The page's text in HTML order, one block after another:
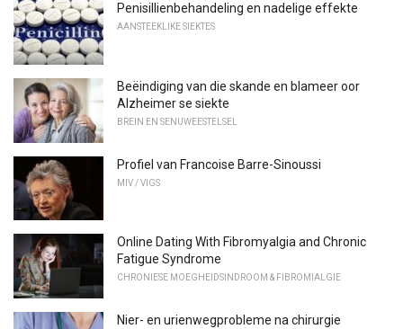
Penisillienbehandeling en nadelige effekte
AANSTEEKLIKE SIEKTES
Beëindiging van die skande en blameer oor
Alzheimer se siekte
BREIN EN SENUWEESTELSEL
Profiel van Francoise Barre-Sinoussi
MIV / VIGS
Online Dating With Fibromyalgia and Chronic
Fatigue Syndrome
CHRONIESE MOEGHEIDSINDROOM & FIBROMIALGIE
Nier- en urienwegprobleme na chirurgie